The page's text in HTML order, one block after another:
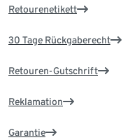
Retourenetikett
30 Tage Rückgaberecht
Retouren-Gutschrift
Reklamation
Garantie